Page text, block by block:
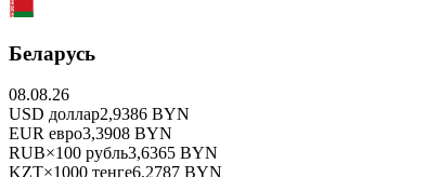
Беларусь
08.08.26
USD доллар2,9386 BYN
EUR евро3,3908 BYN
RUB×100 рубль3,6365 BYN
KZT×1000 тенге6,2787 BYN